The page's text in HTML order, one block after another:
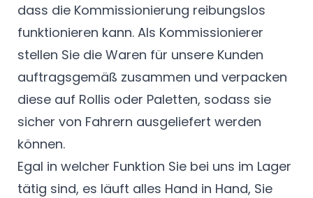
dass die Kommissionierung reibungslos
funktionieren kann. Als Kommissionierer
stellen Sie die Waren für unsere Kunden
auftragsgemäß zusammen und verpacken
diese auf Rollis oder Paletten, sodass sie
sicher von Fahrern ausgeliefert werden
können.
Egal in welcher Funktion Sie bei uns im Lager
tätig sind, es läuft alles Hand in Hand, Sie